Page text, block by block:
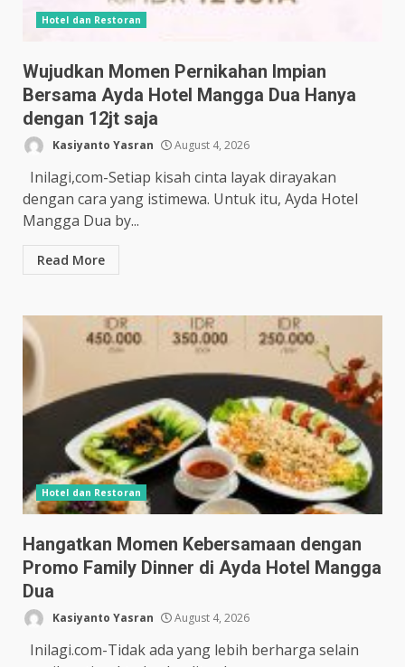
Hotel dan Restoran
Wujudkan Momen Pernikahan Impian
Bersama Ayda Hotel Mangga Dua Hanya
dengan 12jt saja
Kasiyanto Yasran August 4, 2026
Inilagi,com-Setiap kisah cinta layak dirayakan
dengan cara yang istimewa. Untuk itu, Ayda Hotel
Mangga Dua by...
Read More
Hotel dan Restoran
Hangatkan Momen Kebersamaan dengan
Promo Family Dinner di Ayda Hotel Mangga
Dua
Kasiyanto Yasran August 4, 2026
Inilagi.com-Tidak ada yang lebih berharga selain